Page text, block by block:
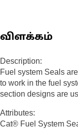
விளக்கம்
Description:
Fuel system Seals
to work in the fuel
section designs are
Attributes:
Cat® Fuel System